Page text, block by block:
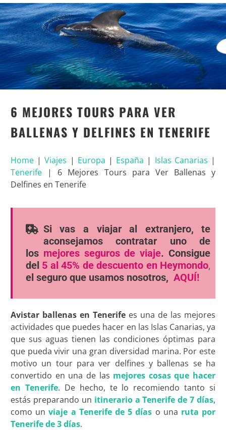
6 MEJORES TOURS PARA VER
BALLENAS Y DELFINES EN TENERIFE
Home|Viajes | Europa | España | Islas Canarias |
Tenerife| 6 Mejores Tours para Ver Ballenas y
Delfines en Tenerife
Si vas a viajar al extranjero, te
aconsejamos contratar uno de
los mejores seguros de viaje. Consigue
del 5 al 45% de descuento en Heymondo,
el seguro que usamos nosotros, AQUÍ!
Avistar ballenas en Tenerifees una de las mejores
actividades que puedes hacer en las Islas Canarias, ya
que sus aguas tienen las condiciones óptimas para
que pueda vivir una gran diversidad marina. Por este
motivo un tour para ver delfines y ballenas se ha
convertido en una de las mejores cosas que hacer
en Tenerife. De hecho, te lo recomiendo tanto si
estás preparando un itinerario a Tenerife de 7 días,
como unviaje a Tenerife de 5 días o una ruta por
Tenerife de 3 días.